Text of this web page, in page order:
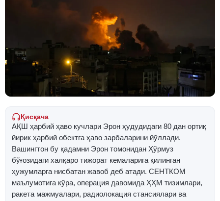
Қисқача
АҚШ ҳарбий ҳаво кучлари Эрон ҳудудидаги 80 дан ортиқ
йирик ҳарбий обектга ҳаво зарбаларини йўллади.
Вашингтон бу қадамни Эрон томонидан Ҳўрмуз
бўғозидаги халқаро тижорат кемаларига қилинган
ҳужумларга нисбатан жавоб деб атади. СЕНТКОМ
маълумотига кўра, операция давомида ҲҲМ тизимлари,
ракета мажмуалари, радиолокация стансиялари ва